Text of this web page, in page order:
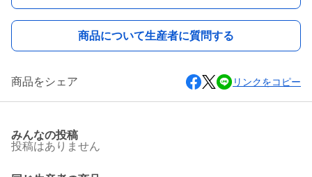
商品について生産者に質問する
商品をシェア リンクをコピー
みんなの投稿
投稿はありません